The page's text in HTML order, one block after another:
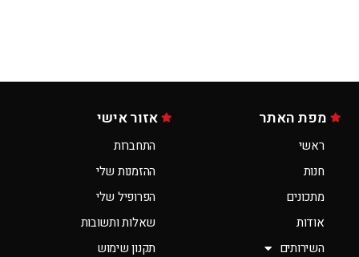
מפת האתר
ראשי
חנות
מתכונים
אודות
השירותים
אזור אישי
התחברות
ההזמנות שלי
הפרופיל שלי
שאלות ותשובות
תקנון שימוש